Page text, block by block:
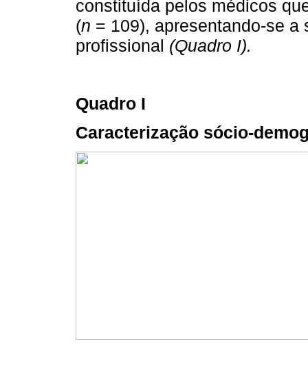
constituída pelos médicos
(n = 109), apresentando-se
profissional (Quadro I).
Quadro I
Caracterização sócio-